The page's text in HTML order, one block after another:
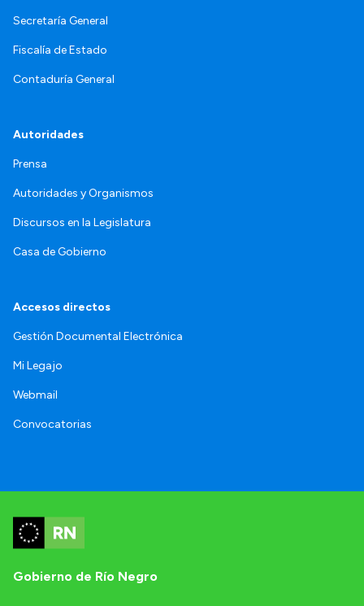
Secretaría General
Fiscalía de Estado
Contaduría General
Autoridades
Prensa
Autoridades y Organismos
Discursos en la Legislatura
Casa de Gobierno
Accesos directos
Gestión Documental Electrónica
Mi Legajo
Webmail
Convocatorias
Gobierno de Río Negro